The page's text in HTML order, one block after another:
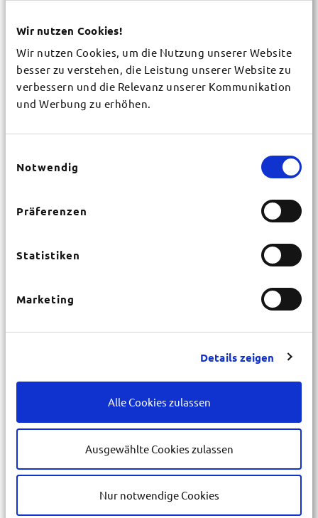
Wir nutzen Cookies!
Wir nutzen Cookies, um die Nutzung unserer Website
besser zu verstehen, die Leistung unserer Website zu
verbessern und die Relevanz unserer Kommunikation
und Werbung zu erhöhen.
Notwendig
Präferenzen
Statistiken
Marketing
Details zeigen
Alle Cookies zulassen
Ausgewählte Cookies zulassen
Nur notwendige Cookies
Gemeinde / Organisation
Vorname*
Nachname
Hausnr.
E-Mail
Telefon*